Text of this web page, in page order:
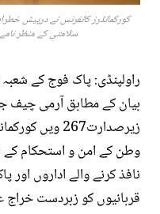
کورکمانڈرز کانفرنس نے درپیش
سلامتی کے منظر
راولپنڈی: پاک فوج کے
بیان کے مطابق آرمی چیف
زیرصدارت267
وطن کے امن و استحکام کے
نافذ کرنے والے اداروں اور
قربانیوں کو زبردست